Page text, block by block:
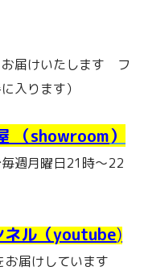
お届けいたします フ
入ります）
（showroom）
毎週月曜日21時～22
ネル（youtube)
お届けしています